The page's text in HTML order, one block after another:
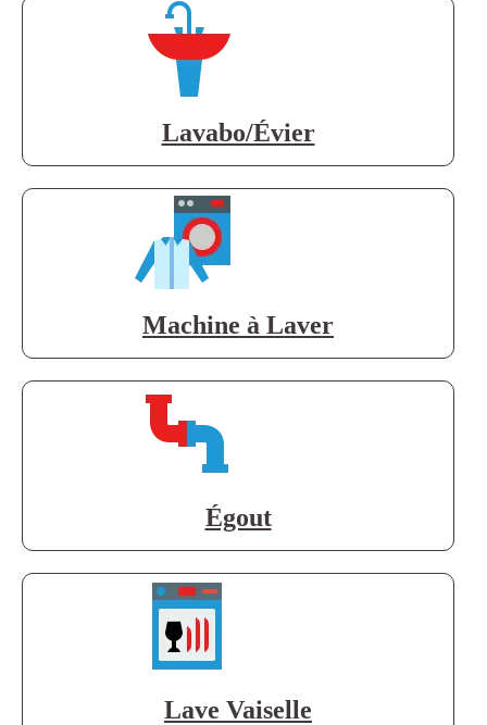
Lavabo/Évier
Machine à Laver
Égout
Lave Vaiselle